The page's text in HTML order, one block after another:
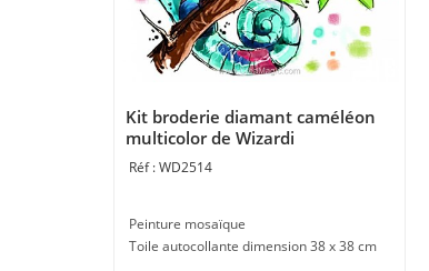
Kit broderie diamant caméléon
multicolor de Wizardi
WD2514
Peinture mosaïque
Toile autocollante dimension 38 x 38 cm